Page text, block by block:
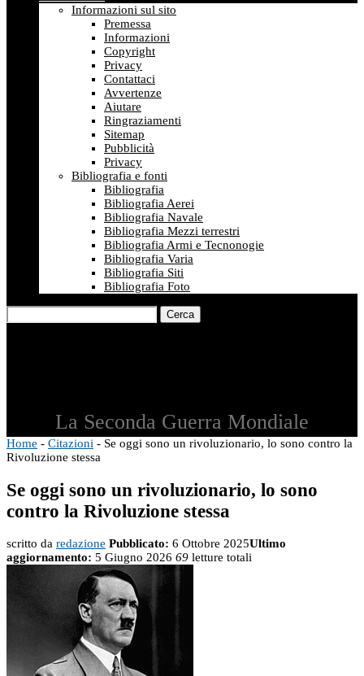
Informazioni sul sito
Premessa
Informazioni
Copyright
Privacy
Contattaci
Avvertenze
Aiutare
Ringraziamenti
Sitemap
Pubblicità
Privacy
Bibliografia e fonti
Bibliografia
Bibliografia Aerei
Bibliografia Navale
Bibliografia Mezzi terrestri
Bibliografia Armi e Tecnonogie
Bibliografia Varia
Bibliografia Siti
Bibliografia Foto
Cerca
La Seconda Guerra Mondiale
Home - Citazioni - Se oggi sono un rivoluzionario, lo sono contro la
Rivoluzione stessa
Se oggi sono un rivoluzionario, lo sono
contro la Rivoluzione stessa
scritto da redazione Pubblicato: 6 Ottobre 2025Ultimo
aggiornamento: 5 Giugno 2026 69 letture totali